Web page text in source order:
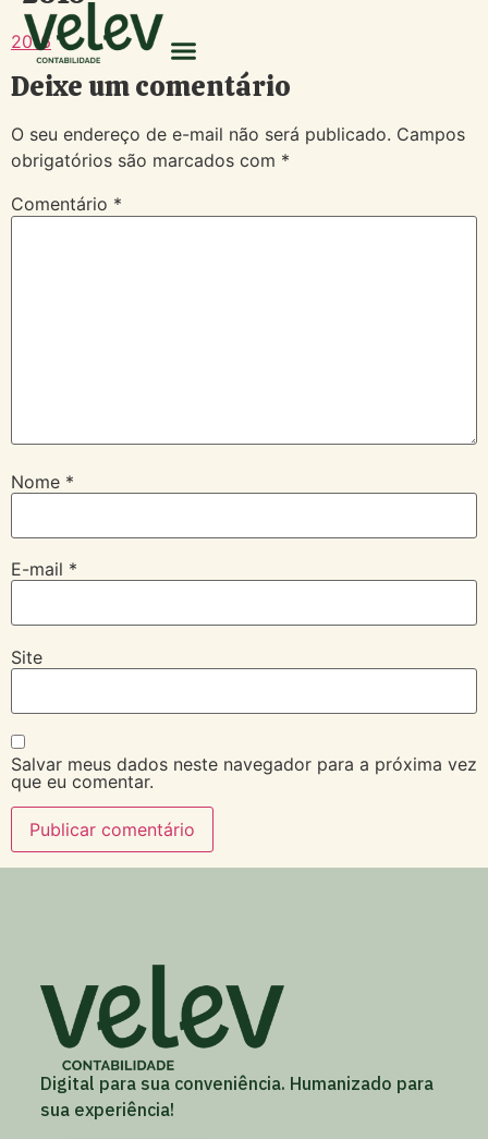
2016
Deixe um comentário
O seu endereço de e-mail não será publicado. Campos
obrigatórios são marcados com *
Comentário *
Nome *
E-mail *
Site
Salvar meus dados neste navegador para a próxima vez
que eu comentar.
Digital para sua conveniência. Humanizado para
sua experiência!